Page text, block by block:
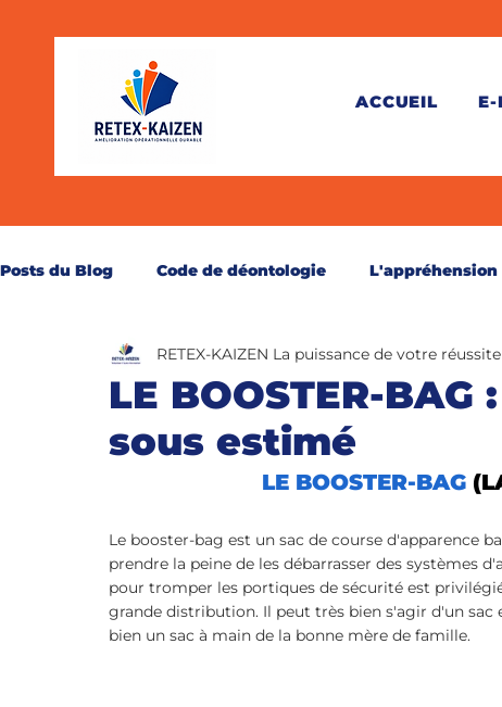
ACCUEIL E-
Posts du Blog Code de déontologie L'appréhension
Pratique Juridique Santé
Perspective Secourisme Réservé aux abonnés
ÉVOLUTION DE CARRIÈRE Retours d'expériences
LE BOOSTER-
sous estimé
RETEX-KAIZEN La puissance de votre réussite
LE BOOSTER-BAG
Le booster-bag est un sac de course d'apparence
prendre la peine de les débarrasser des systèmes
pour tromper les portiques de sécurité est
grande distribution. Il peut très bien s'agir d'un sac
bien un sac à main de la bonne mère de famille.